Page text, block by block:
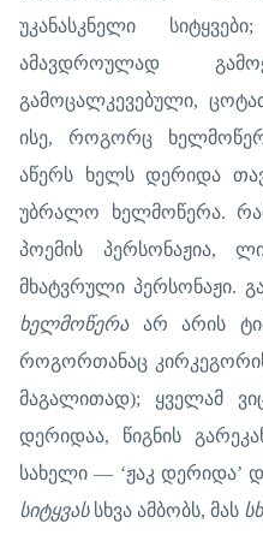
უკანასკნელი
ამავდროულად
გამოცალკევებული,
ისე, როგორც
აწერს ხელს დერიდა
უბრალო ხელმოწერა.
პოემის პერსონაჟია,
მხატვრული პერსონაჟი.
ხელმოწერაარ არის
როგორთანაც კირკეგორის
მაგალითად); ყველამ
დერიდაა, წიგნის
სახელი — ‘ჟაკ დერიდა’
სიტყვასსხვა ამბობს, მას